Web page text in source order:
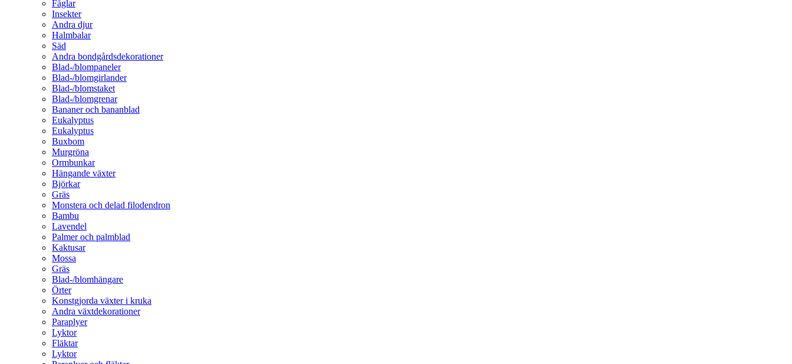
Fåglar
Insekter
Andra djur
Halmbalar
Säd
Andra bondgårdsdekorationer
Blad-/blompaneler
Blad-/blomgirlander
Blad-/blomstaket
Blad-/blomgrenar
Bananer och bananblad
Eukalyptus
Eukalyptus
Buxbom
Murgröna
Ormbunkar
Hängande växter
Björkar
Gräs
Monstera och delad filodendron
Bambu
Lavendel
Palmer och palmblad
Kaktusar
Mossa
Gräs
Blad-/blomhängare
Örter
Konstgjorda växter i kruka
Andra växtdekorationer
Paraplyer
Lyktor
Fläktar
Lyktor